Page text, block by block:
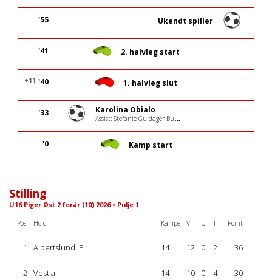
'55 Ukendt spiller
'41 2. halvleg start
'40
+11 1. halvleg slut
'33 Karolina Obialo
Assist: Stefanie Guldager Buus
'0 Kamp start
Stilling
U16 Piger Øst 2 forår (10) 2026 • Pulje 1
Pos. Hold Kampe V U T Point
1 Albertslund IF 14 12 0 2 36
2 Vestia 14 10 0 4 30